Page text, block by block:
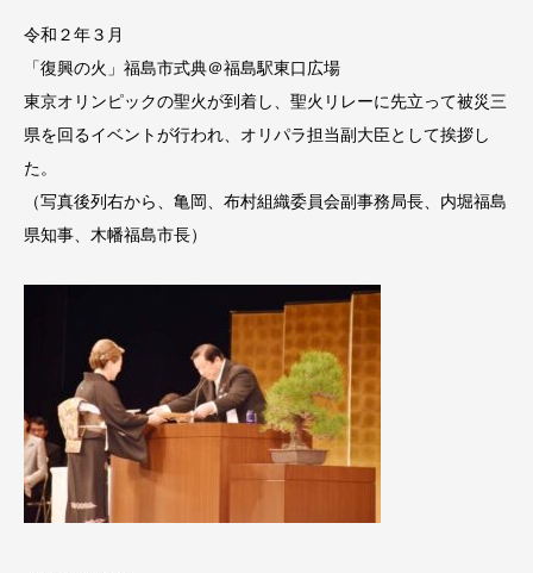
令和２年３月
「復興の火」福島市式典＠福島駅東口広場
東京オリンピックの聖火が到着し、聖火リレーに先立って被災三
県を回るイベントが行われ、オリパラ担当副大臣として挨拶し
た。
（写真後列右から、亀岡、布村組織委員会副事務局長、内堀福島
県知事、木幡福島市長）